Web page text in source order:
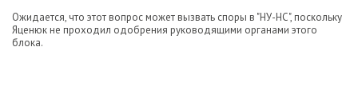
Ожидается, что этот вопрос может вызвать споры в "НУ-НС", поскольку
Яценюк не проходил одобрения руководящими органами этого
блока.